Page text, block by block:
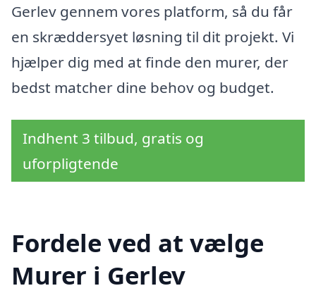
Gerlev gennem vores platform, så du får
en skræddersyet løsning til dit projekt. Vi
hjælper dig med at finde den murer, der
bedst matcher dine behov og budget.
Indhent 3 tilbud, gratis og
uforpligtende
Fordele ved at vælge
Murer i Gerlev